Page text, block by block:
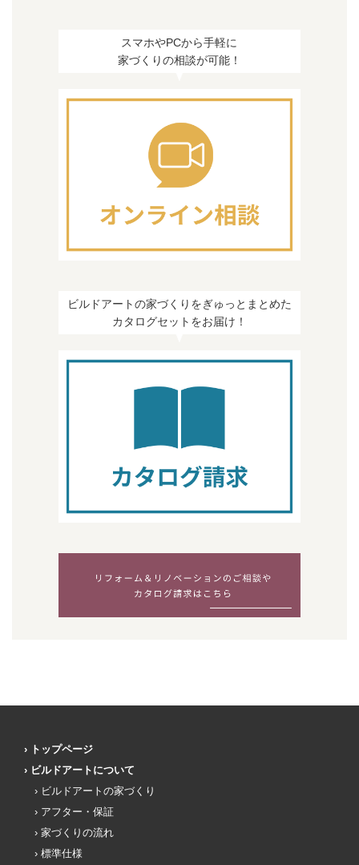
スマホやPCから手軽に
家づくりの相談が可能！
ビルドアートの家づくりをぎゅっとまとめた
カタログセットをお届け！
トップページ
ビルドアートについて
ビルドアートの家づくり
アフター・保証
家づくりの流れ
標準仕様